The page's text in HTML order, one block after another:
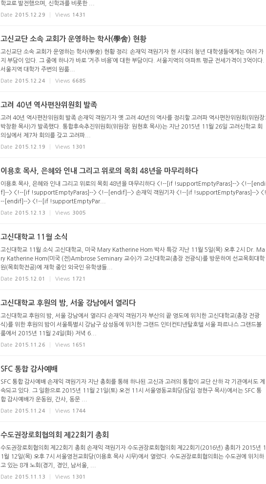
학교로 발전했으며, 신학과를 비롯한 ...
Date 2015.12.29 Views 1431
고신교단 소속 교회가 운영하는 학사(學舍) 현황
고신교단 소속 교회가 운영하는 학사(學舍) 현황 정리: 손재익 객원기자 현 시대의 청년 대학생들에게는 여러 가
지 부담이 있다. 그 중에 하나가 바로 ‘거주 비용’에 대한 부담이다. 서울지역의 아파트 평균 전세가격이 3억이다.
서울지역 대학가 주변의 원룸...
Date 2015.12.24 Views 6685
고려 40년 역사편찬위원회 발족
고려 40년 역사편찬위원회 발족 손재익 객원기자 옛 고려 40년의 역사를 정리할 고려파 역사편찬위원회(위원장:
박창환 목사)가 발족했다. 통합후속추진위원회(위원장: 원현호 목사)는 지난 2015년 11월 26일 고려신학교 회
의실에서 제7차 회의를 갖고 고려파...
Date 2015.12.19 Views 1301
이용호 목사, 은혜와 인내 그리고 위로의 목회 48년을 마무리하다
이용호 목사, 은혜와 인내 그리고 위로의 목회 48년을 마무리하다 <!--[if !supportEmptyParas]--> <!--[endi
f]--> <!--[if !supportEmptyParas]--> <!--[endif]--> 손재익 객원기자 <!--[if !supportEmptyParas]--> <!
--[endif]--> <!--[if !supportEmptyPar...
Date 2015.12.13 Views 3005
고신대학교 11월 소식
고신대학교 11월 소식 고신대학교, 미국 Mary Katherine Hom 박사 특강 지난 11월 5일(목) 오후 2시 Dr. Ma
ry Katherine Hom(미국 (전)Ambrose Seminary 교수)가 고신대학교(총장 전광식)를 방문하여 선교목회대학
원(목회학전공)에 재학 중인 외국인 유학생들...
Date 2015.12.01 Views 1721
고신대학교 후원의 밤, 서울 강남에서 열리다
고신대학교 후원의 밤, 서울 강남에서 열리다 손재익 객원기자 부산의 끝 영도에 위치한 고신대학교(총장 전광
식)를 위한 후원의 밤이 서울특별시 강남구 삼성동에 위치한 그랜드 인터컨티넨탈호텔 서울 파르나스 그랜드볼
룸에서 2015년 11월 24일(화) 저녁 6...
Date 2015.11.26 Views 1651
SFC 통합 감사예배
SFC 통합 감사예배 손재익 객원기자 지난 총회를 통해 하나된 고신과 고려의 통합이 교단 산하 각 기관에서도 계
속되고 있다. 그 일환으로 2015년 11월 21일(토) 오전 11시 서울영동교회당(담임 정현구 목사)에서는 SFC 통
합 감사예배가 운동원, 간사, 동문 ...
Date 2015.11.24 Views 1744
수도권장로회협의회 제22회기 총회
수도권장로회협의회 제22회기 총회 손재익 객원기자 수도권장로회협의회 제22회기(2016년) 총회가 2015년 1
1월 12일(목) 오후 7시 서울영천교회당(이용호 목사 시무)에서 열렸다. 수도권장로회협의회는 수도권에 위치하
고 있는 8개 노회(경기, 경인, 남서울, ...
Date 2015.11.13 Views 1301